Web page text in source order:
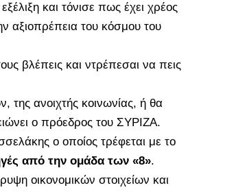
και τόνισε πως έχει χρέος
αξιοπρέπεια του κόσμου του
βλέπεις και ντρέπεσαι να πεις
ανοιχτής κοινωνίας, ή θα
ο πρόεδρος του ΣΥΡΙΖΑ.
ο οποίος τρέφεται με το
από την ομάδα των «8».
οικονομικών στοιχείων και